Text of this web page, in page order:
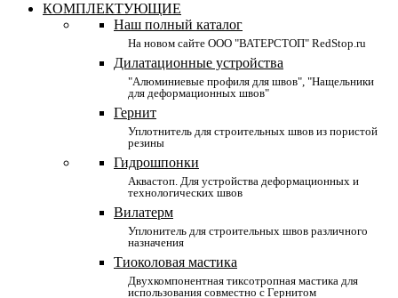
КОМПЛЕКТУЮЩИЕ
Наш полный каталог
На новом сайте ООО "ВАТЕРСТОП" RedStop.ru
Дилатационные устройства
"Алюминиевые профиля для швов", "Нащельники
для деформационных швов"
Гернит
Уплотнитель для строительных швов из пористой
резины
Гидрошпонки
Аквастоп. Для устройства деформационных и
технологических швов
Вилатерм
Уплонитель для строительных швов различного
назначения
Тиоколовая мастика
Двухкомпонентная тиксотропная мастика для
использования совместно с Гернитом